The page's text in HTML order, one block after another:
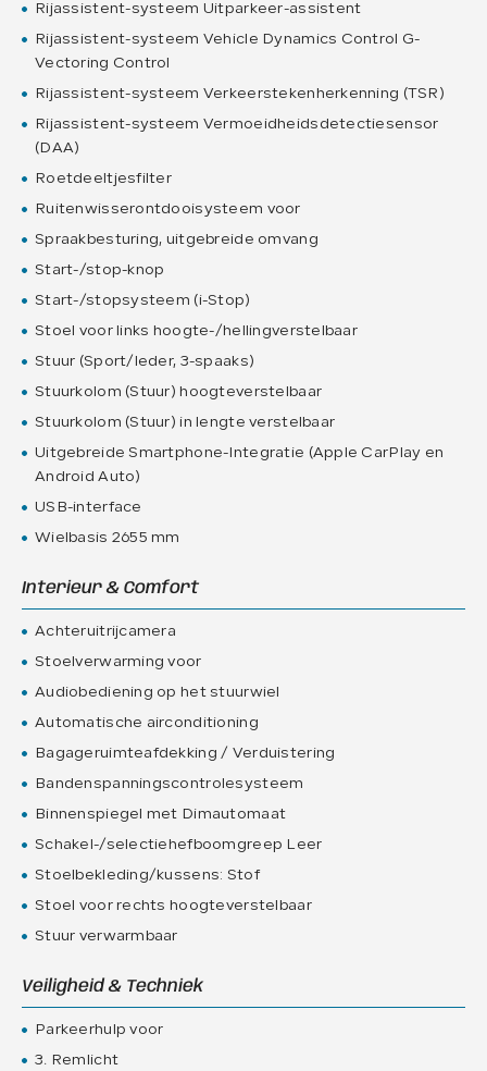
Rijassistent-systeem Uitparkeer-assistent
Rijassistent-systeem Vehicle Dynamics Control G-
Vectoring Control
Rijassistent-systeem Verkeerstekenherkenning (TSR)
Rijassistent-systeem Vermoeidheidsdetectiesensor
(DAA)
Roetdeeltjesfilter
Ruitenwisserontdooisysteem voor
Spraakbesturing, uitgebreide omvang
Start-/stop-knop
Start-/stopsysteem (i-Stop)
Stoel voor links hoogte-/hellingverstelbaar
Stuur (Sport/leder, 3-spaaks)
Stuurkolom (Stuur) hoogteverstelbaar
Stuurkolom (Stuur) in lengte verstelbaar
Uitgebreide Smartphone-Integratie (Apple CarPlay en
Android Auto)
USB-interface
Wielbasis 2655 mm
Interieur & Comfort
Achteruitrijcamera
Stoelverwarming voor
Audiobediening op het stuurwiel
Automatische airconditioning
Bagageruimteafdekking / Verduistering
Bandenspanningscontrolesysteem
Binnenspiegel met Dimautomaat
Schakel-/selectiehefboomgreep Leer
Stoelbekleding/kussens: Stof
Stoel voor rechts hoogteverstelbaar
Stuur verwarmbaar
Veiligheid & Techniek
Parkeerhulp voor
3. Remlicht